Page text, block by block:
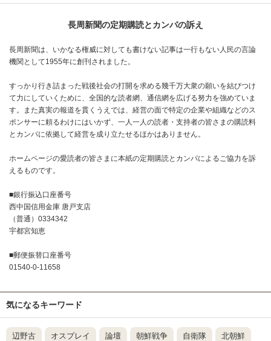
長周新聞の定期購読とカンパの訴え
長周新聞は、いかなる権威に対しても書けない記事は一行もない人民の言論
機関として1955年に創刊されました。
すっかり行き詰まった戦後社会の打開を求める幾千万大衆の願いを結びつけ
て力にしていくために、全国的な読者網、通信網を広げる努力を強めていま
す。また真実の報道を貫くうえでは、経営の面で特定の企業や組織などのス
ポンサーに頼るわけにはいかず、一人一人の読者・支持者の皆さまの購読料
とカンパに依拠して経営を成り立たせるほかはありません。
ホームページの愛読者の皆さまに本紙の定期購読とカンパによるご協力を訴
えるものです。
■銀行振込口座番号
西中国信用金庫 唐戸支店
（普通）0334342
宇都宮知恵
■郵便振替口座番号
01540-0-11658
気になるキーワード
辺野古 オスプレイ 論壇 朝鮮戦争 自衛隊 北朝鮮